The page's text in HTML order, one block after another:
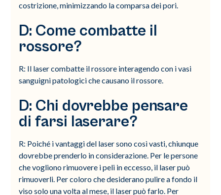
costrizione, minimizzando la comparsa dei pori.
D: Come combatte il
rossore?
R: Il laser combatte il rossore interagendo con i vasi
sanguigni patologici che causano il rossore.
D: Chi dovrebbe pensare
di farsi laserare?
R: Poiché i vantaggi del laser sono così vasti, chiunque
dovrebbe prenderlo in considerazione. Per le persone
che vogliono rimuovere i peli in eccesso, il laser può
rimuoverli. Per coloro che desiderano pulire a fondo il
viso solo una volta al mese, il laser può farlo. Per